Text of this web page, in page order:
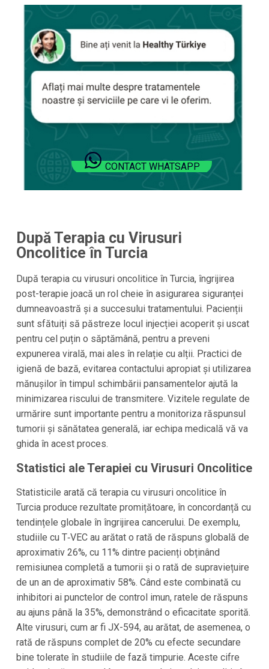
CONTACT WHATSAPP
După Terapia cu Virusuri
Oncolitice în Turcia
După terapia cu virusuri oncolitice în Turcia, îngrijirea
post-terapie joacă un rol cheie în asigurarea siguranței
dumneavoastră și a succesului tratamentului. Pacienții
sunt sfătuiți să păstreze locul injecției acoperit și uscat
pentru cel puțin o săptămână, pentru a preveni
expunerea virală, mai ales în relație cu alții. Practici de
igienă de bază, evitarea contactului apropiat și utilizarea
mănușilor în timpul schimbării pansamentelor ajută la
minimizarea riscului de transmitere. Vizitele regulate de
urmărire sunt importante pentru a monitoriza răspunsul
tumorii și sănătatea generală, iar echipa medicală vă va
ghida în acest proces.
Statistici ale Terapiei cu Virusuri Oncolitice
Statisticile arată că terapia cu virusuri oncolitice în
Turcia produce rezultate promițătoare, în concordanță cu
tendințele globale în îngrijirea cancerului. De exemplu,
studiile cu T‑VEC au arătat o rată de răspuns globală de
aproximativ 26%, cu 11% dintre pacienți obținând
remisiunea completă a tumorii și o rată de supraviețuire
de un an de aproximativ 58%. Când este combinată cu
inhibitori ai punctelor de control imun, ratele de răspuns
au ajuns până la 35%, demonstrând o eficacitate sporită.
Alte virusuri, cum ar fi JX-594, au arătat, de asemenea, o
rată de răspuns complet de 20% cu efecte secundare
bine tolerate în studiile de fază timpurie. Aceste cifre